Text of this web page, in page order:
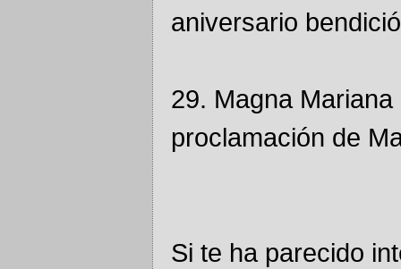
aniversario
29. Magna
proclamación de
Si te ha parecido